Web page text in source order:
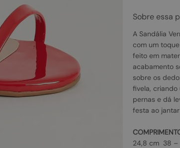
Sobre essa
A Sandália
com um
feito em
acabamento
sobre os
fivela, criando
pernas e dá
festa ao
24,8 cm 38 –